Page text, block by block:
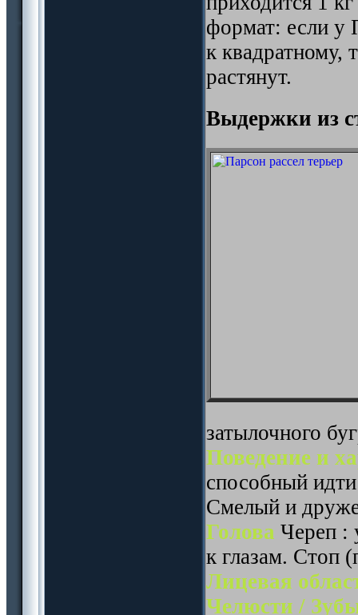
формат: если у
к квадратному,
растянут.
Выдержки из
затылочного
Поведение и
способный
Смелый и
Голова Череп :
к глазам. Стоп
Лицевая
Челюсти /